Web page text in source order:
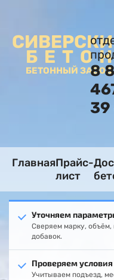
БЕТОННЫЙ ЗАВОД
8
39
ГлавнаяПрайс-
лист
Уточняем
Сверяем марку, объём,
добавок.
Проверяем
Учитываем подъезд,